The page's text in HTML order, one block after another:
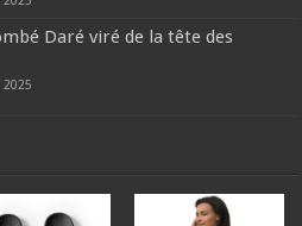
Daré viré de la tête des